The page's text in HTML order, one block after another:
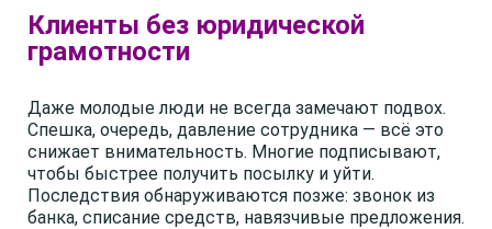
Клиенты без юридической
грамотности
Даже молодые люди не всегда замечают подвох.
Спешка, очередь, давление сотрудника — всё это
снижает внимательность. Многие подписывают,
чтобы быстрее получить посылку и уйти.
Последствия обнаруживаются позже: звонок из
банка, списание средств, навязчивые предложения.